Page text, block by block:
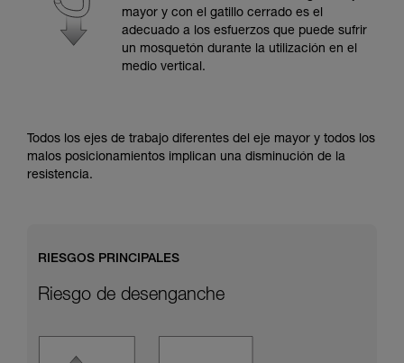
seguridad, antes de ejecutarlas de forma
autónoma.
Damos ejemplos de técnicas relacionadas con
su actividad. Pueden existir otras que no
mayor y con el gatillo cerrado es el
adecuado a los esfuerzos que puede sufrir
un mosquetón durante la utilización en el
medio vertical.
Todos los ejes de trabajo diferentes del eje mayor y todos los
malos posicionamientos implican una disminución de la
resistencia.
RIESGOS PRINCIPALES
Riesgo de desenganche